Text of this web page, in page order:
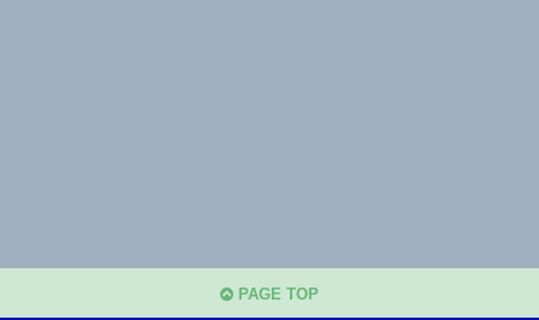
PAGE TOP